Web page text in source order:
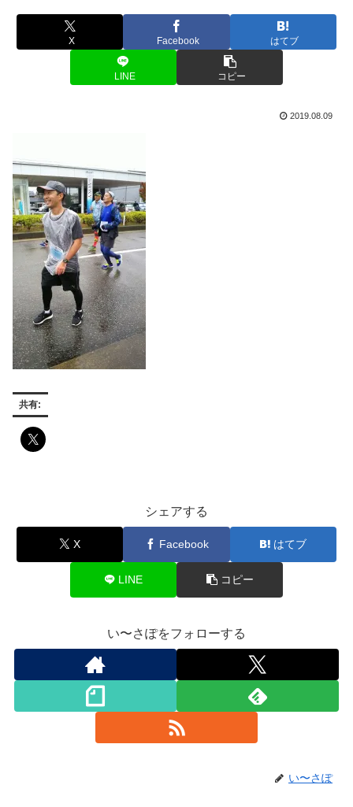
X Facebook はてブ
LINE コピー
2019.08.09
共有:
シェアする
X Facebook はてブ
LINE コピー
い〜さぽをフォローする
い〜さぽ